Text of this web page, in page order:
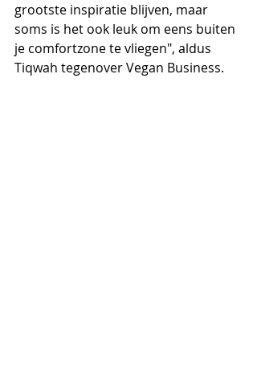
grootste inspiratie blijven, maar
soms is het ook leuk om eens buiten
je comfortzone te vliegen", aldus
Tiqwah tegenover Vegan Business.